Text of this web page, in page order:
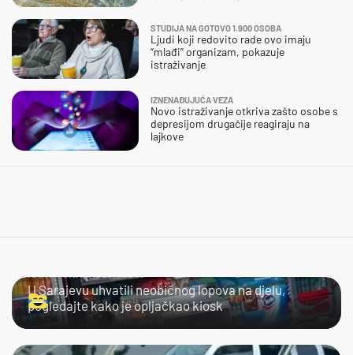
STUDIJA NA GOTOVO 1.900 OSOBA
Ljudi koji redovito rade ovo imaju
“mlađi” organizam, pokazuje
istraživanje
IZNENAĐUJUĆA VEZA
Novo istraživanje otkriva zašto osobe s
depresijom drugačije reagiraju na
lajkove
U Sarajevu uhvatili neobičnog lopova na djelu,
pogledajte kako je opljačkao kiosk